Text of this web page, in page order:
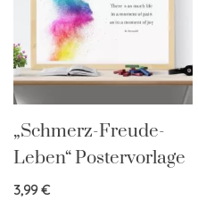
„Schmerz-Freude-
Leben“ Postervorlage
3,99€